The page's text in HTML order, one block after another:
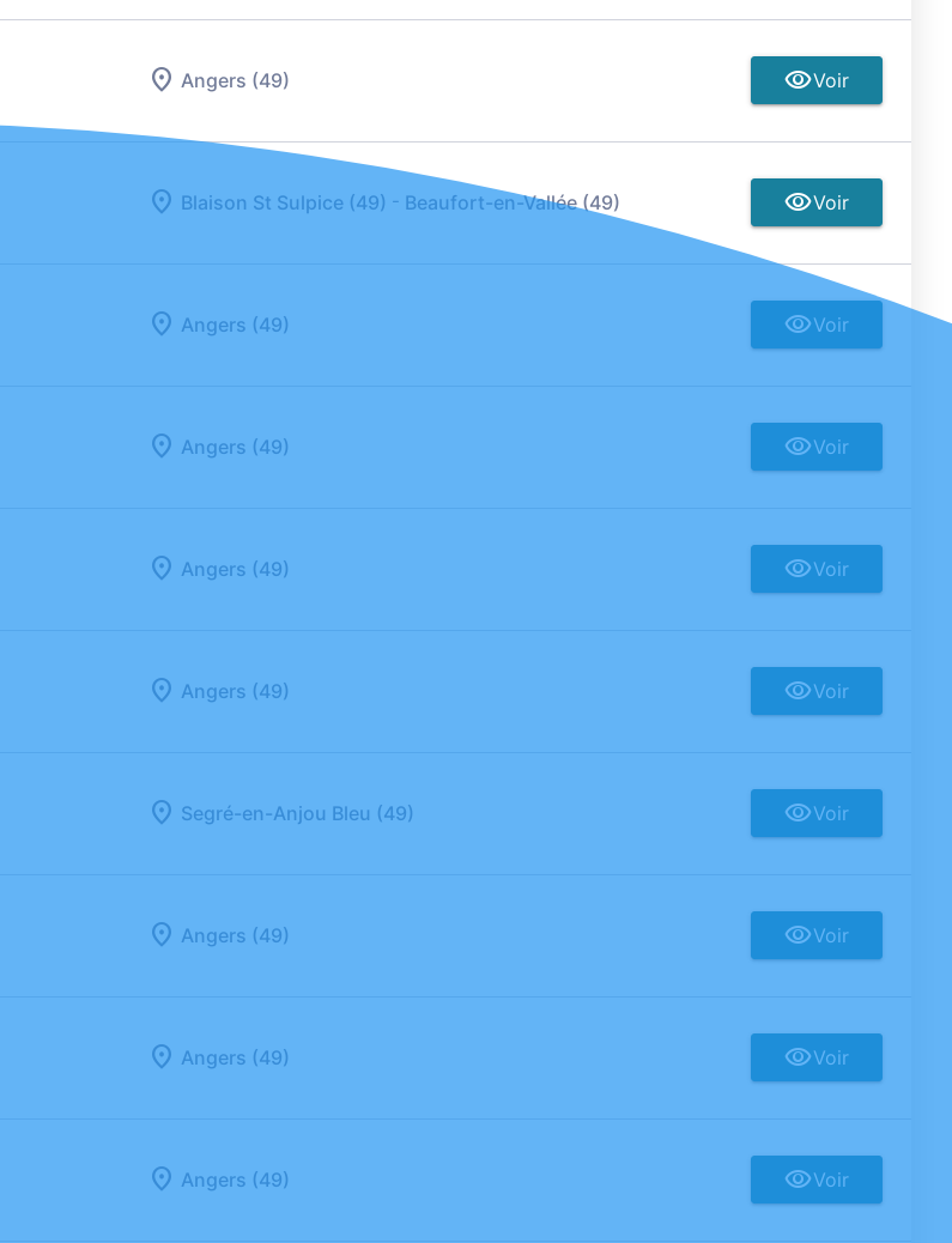
Angers (49) Voir
Blaison St Sulpice (49) - Beaufort-en-Vallée (49) Voir
Angers (49) Voir
Angers (49) Voir
Angers (49) Voir
Angers (49) Voir
Segré-en-Anjou Bleu (49) Voir
Angers (49) Voir
Angers (49) Voir
Angers (49) Voir